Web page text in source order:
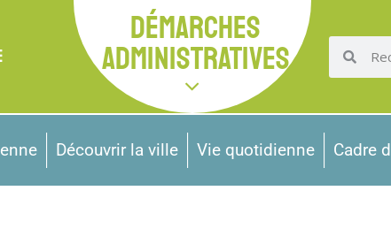
DÉMARCHES
ADMINISTRATIVES
Découvrir la ville Vie quotidienne Cadre